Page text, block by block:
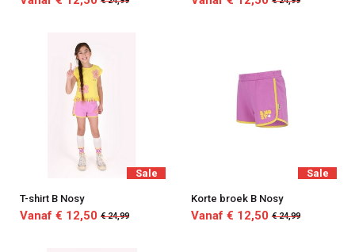
Sale
T-shirt B Nosy
Vanaf € 12,50 € 24,99
Sale
Korte broek B Nosy
Vanaf € 12,50 € 24,99